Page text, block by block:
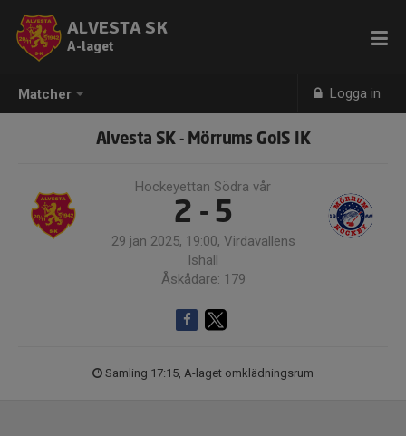
Matcher Logga in
ALVESTA SK
A-laget
Alvesta SK - Mörrums GoIS IK
Hockeyettan Södra vår
2 - 5
29 jan 2025, 19:00, Virdavallens
Ishall
Åskådare: 179
Samling 17:15, A-laget omklädningsrum